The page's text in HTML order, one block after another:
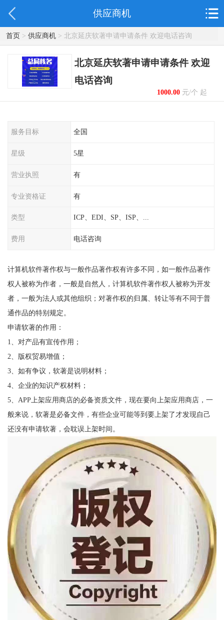
供应商机
首页> 供应商机> 北京延庆软著申请申请条件 欢迎电话咨询
北京延庆软著申请申请条件 欢迎
电话咨询
1000.00元/个 起
服务目标 全国
星级 5星
营业执照 有
专业资格证 有
类型 ICP、EDI、SP、ISP、...
费用 电话咨询
计算机软件著作权与一般作品著作权有许多不同，如一般作品著作
权人被称为作者，一般是自然人，计算机软件著作权人被称为开发
者，一般为法人或其他组织；对著作权的归属、转让等有不同于普
通作品的特别规定。
申请软著的作用：
1、对产品有宣传作用；
2、版权贸易增值；
3、如有争议，软著是说明材料；
4、企业的知识产权材料；
5、APP上架应用商店的必备资质文件，现在要向上架应用商店，一
般来说，软著是必备文件，有些企业可能等到要上架了才发现自己
还没有申请软著，会耽误上架时间。